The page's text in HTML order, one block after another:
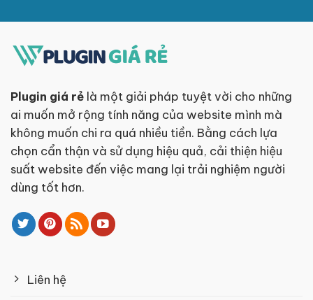
Plugin giá rẻ là một giải pháp tuyệt vời cho những
ai muốn mở rộng tính năng của website mình mà
không muốn chi ra quá nhiều tiền. Bằng cách lựa
chọn cẩn thận và sử dụng hiệu quả, cải thiện hiệu
suất website đến việc mang lại trải nghiệm người
dùng tốt hơn.
Liên hệ